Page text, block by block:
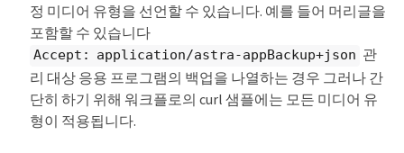
정 미디어 유형을 선언할 수 있습니다. 예를 들어 머리글을
포함할 수 있습니다
Accept: application/astra-appBackup+json 관
리 대상 응용 프로그램의 백업을 나열하는 경우 그러나 간
단히 하기 위해 워크플로의 curl 샘플에는 모든 미디어 유
형이 적용됩니다.